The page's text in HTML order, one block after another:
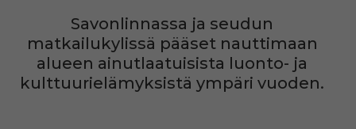
Savonlinnassa ja seudun
matkailukylissä pääset nauttimaan
alueen ainutlaatuisista luonto- ja
kulttuurielämyksistä ympäri vuoden.